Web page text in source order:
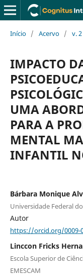
Início / Acervo / v.
IMPACTO
UMA
PARA A
MENTAL
INFANTIL
Bárbara Monique
Universidade Federal
Autor
https://orcid.org/0009-
Linccon Fricks
Escola Superior de
EMESCAM